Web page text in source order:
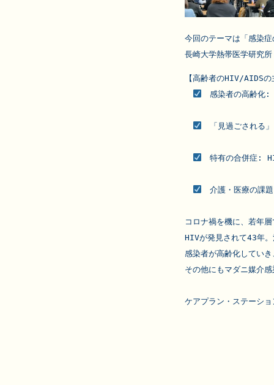
今回のテーマは「感染
長崎大学熱帯医学研究
感染者の高齢化:
「見過ごされる
特有の合併症:
介護・医療の課
コロナ禍を機に、若年
HIVが発見されて43年
感染者が高齢化してい
その他にもマダニ媒介
ケアプラン・ステーショ